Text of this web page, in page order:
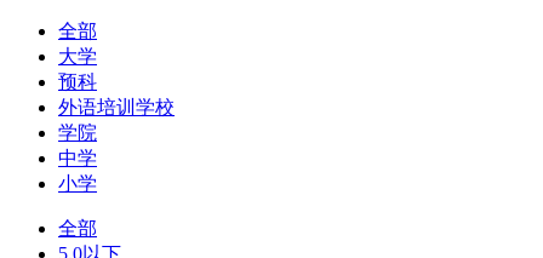
全部
大学
预科
外语培训学校
学院
中学
小学
全部
5.0以下